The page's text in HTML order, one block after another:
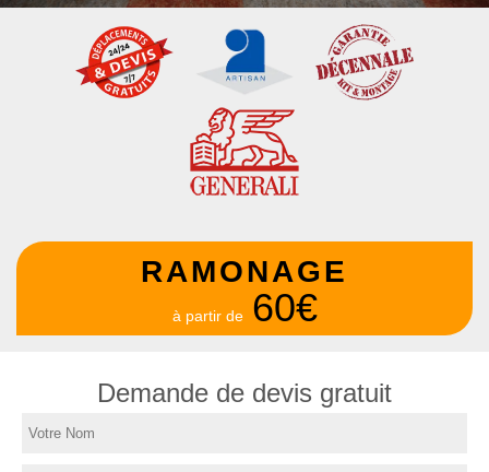
RAMONAGE
à partir de 60€
Demande de devis gratuit